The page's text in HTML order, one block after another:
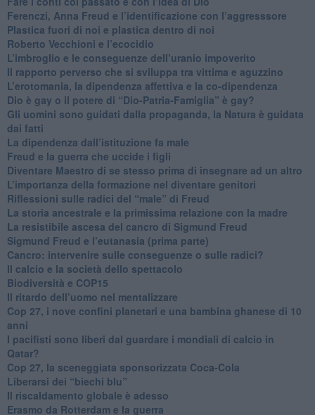
​Ferenczi, Anna Freud e l’identificazione con l’aggresssore
Plastica fuori di noi e plastica dentro di noi
​Roberto Vecchioni e l’ecocidio
​L’imbroglio e le conseguenze dell’uranio impoverito
​Il rapporto perverso che si sviluppa tra vittima e aguzzino
L’erotomania, la dipendenza affettiva e la co-dipendenza
​Dio è gay o il potere di “Dio-Patria-Famiglia” è gay?
​Gli uomini sono guidati dalla propaganda, la Natura è guidata
dai fatti
La dipendenza dall’istituzione fa male
​Freud e la guerra che uccide i figli
​Diventare Maestro di se stesso prima di insegnare ad un altro
L’importanza della formazione nel diventare genitori
Riflessioni sulle radici del “male” di Freud
​La storia ancestrale e la primissima relazione con la madre
​La resistibile ascesa del cancro di Sigmund Freud
Sigmund Freud e l’eutanasia (prima parte)
Cancro: intervenire sulle conseguenze o sulle radici?
​Il calcio e la società dello spettacolo
Biodiversità e COP15
​Il ritardo dell’uomo nel mentalizzare
​Cop 27, i nove confini planetari e una bambina ghanese di 10
anni
​I pacifisti sono liberi dal guardare i mondiali di calcio in
Qatar?
​Cop 27, la sceneggiata sponsorizzata Coca-Cola
​Liberarsi dei “biechi blu”
Il riscaldamento globale è adesso
​Erasmo da Rotterdam e la guerra